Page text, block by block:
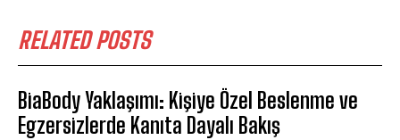
RELATED POSTS
BiaBody Yaklaşımı: Kişiye Özel Beslenme ve
Egzersizlerde Kanıta Dayalı Bakış